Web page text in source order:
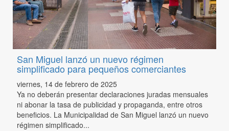
San Miguel lanzó un nuevo régimen
simplificado para pequeños comerciantes
viernes, 14 de febrero de 2025
Ya no deberán presentar declaraciones juradas mensuales
ni abonar la tasa de publicidad y propaganda, entre otros
beneficios. La Municipalidad de San Miguel lanzó un nuevo
régimen simplificado...